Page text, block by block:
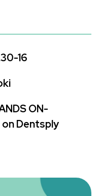
16
ON-
Dentsply